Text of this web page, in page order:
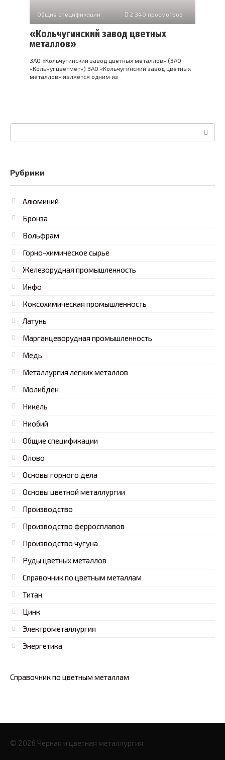
Общие спецификации 2 340 просмотров
«Кольчугинский завод цветных
металлов»
ЗАО «Кольчугинский завод цветных металлов» (ЗАО
«Кольчугцветмет») ЗАО «Кольчугинский завод цветных
металлов» является одним из
Поиск:
Рубрики
Алюминий
Бронза
Вольфрам
Горно-химическое сырье
Железорудная промышленность
Инфо
Коксохимическая промышленность
Латунь
Марганцеворудная промышленность
Медь
Металлургия легких металлов
Молибден
Никель
Ниобий
Общие спецификации
Олово
Основы горного дела
Основы цветной металлургии
Производство
Производство ферросплавов
Производство чугуна
Руды цветных металлов
Справочник по цветным металлам
Титан
Цинк
Электрометаллургия
Энергетика
Справочник по цветным металлам
© 2026 Черная и цветная металлургия